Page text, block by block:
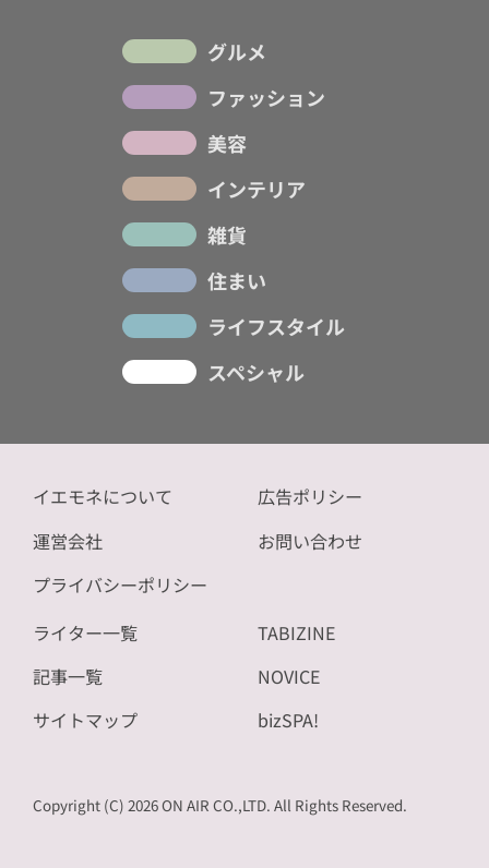
グルメ
ファッション
美容
インテリア
雑貨
住まい
ライフスタイル
スペシャル
イエモネについて
運営会社
プライバシーポリシー
広告ポリシー
お問い合わせ
ライター一覧
記事一覧
サイトマップ
TABIZINE
NOVICE
bizSPA!
Copyright (C) 2026 ON AIR CO.,LTD. All Rights Reserved.